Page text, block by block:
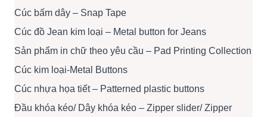
Cúc bấm dây – Snap Tape
Cúc đồ Jean kim loại – Metal button for Jeans
Sản phẩm in chữ theo yêu cầu – Pad Printing Collection
Cúc kim loại-Metal Buttons
Cúc nhựa họa tiết – Patterned plastic buttons
Đầu khóa kéo/ Dây khóa kéo – Zipper slider/ Zipper